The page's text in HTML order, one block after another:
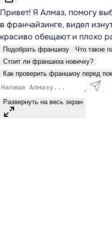
Привет! Я Алмаз, помогу
в франчайзинге, видел
красиво обещают и плохо
Подобрать франшизу
Что такое
Стоит ли франшиза новичку?
Как проверить франшизу перед
Развернуть на весь экран